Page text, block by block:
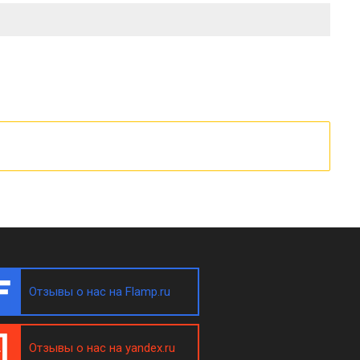
Отзывы о нас на Flamp.ru
Отзывы о нас на yandex.ru